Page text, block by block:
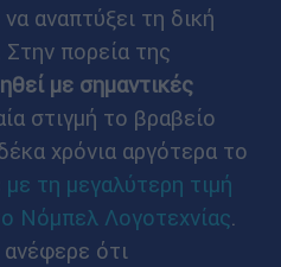
αναπτύξει τη δική
πορεία της
με σημαντικές
στιγμή το βραβείο
χρόνια αργότερα το
με τη μεγαλύτερη τιμή
Νόμπελ Λογοτεχνίας
ότι